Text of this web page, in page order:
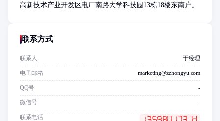
高新技术产业开发区电厂南路大学科技园13栋18楼东南户。
联系方式
联系人 于经理
电子邮箱 marketing@zzhongyu.com
QQ号 -
微信号 -
联系电话